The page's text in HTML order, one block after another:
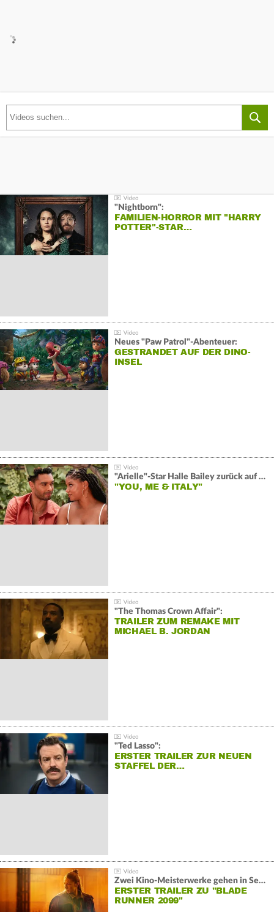
"Nightborn":
FAMILIEN-HORROR MIT "HARRY
POTTER"-STAR…
Neues "Paw Patrol"-Abenteuer:
GESTRANDET AUF DER DINO-
INSEL
"Arielle"-Star Halle Bailey zurück auf der Leinwand:
"YOU, ME & ITALY"
"The Thomas Crown Affair":
TRAILER ZUM REMAKE MIT
MICHAEL B. JORDAN
"Ted Lasso":
ERSTER TRAILER ZUR NEUEN
STAFFEL DER…
Zwei Kino-Meisterwerke gehen in Serie:
ERSTER TRAILER ZU "BLADE
RUNNER 2099"